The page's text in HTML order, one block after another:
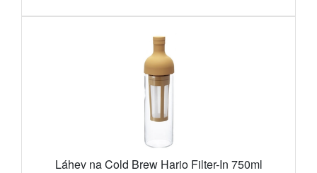
Láhev na Cold Brew Hario Filter-In 750ml